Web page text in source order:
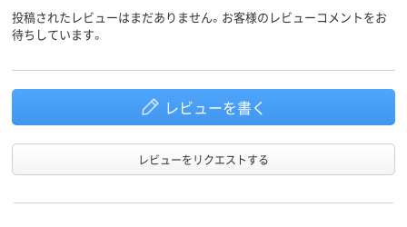
投稿されたレビューはまだありません。お客様のレビューコメントをお
待ちしています。
レビューを書く
レビューをリクエストする